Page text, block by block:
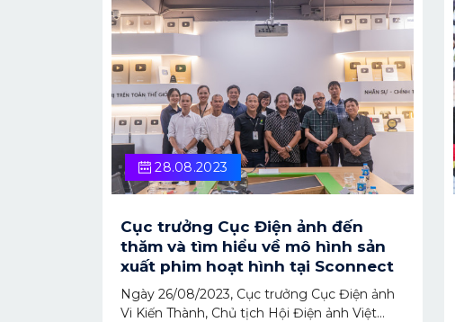
28.08.2023
Cục trưởng Cục Điện ảnh đến
thăm và tìm hiểu về mô hình sản
xuất phim hoạt hình tại Sconnect
Ngày 26/08/2023, Cục trưởng Cục Điện ảnh
Vi Kiến Thành, Chủ tịch Hội Điện ảnh Việt